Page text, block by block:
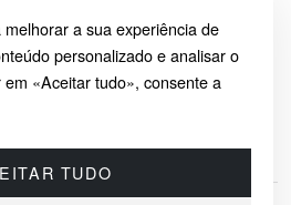
a sua experiência de
personalizado e analisar o
«Aceitar tudo», consente a
TUDO
– sex 8:00 – 16:00 (UTC+2)